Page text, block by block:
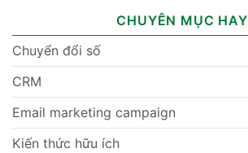
CHUYÊN MỤC HAY
Chuyển đổi số
CRM
Email marketing campaign
Kiến thức hữu ích